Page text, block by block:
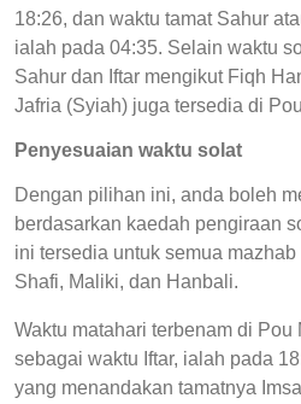
18:26, dan waktu tamat Sahur
ialah pada 04:35. Selain waktu
Sahur dan Iftar mengikut Fiqh
Jafria (Syiah) juga tersedia di
Penyesuaian waktu solat
Dengan pilihan ini, anda boleh
berdasarkan kaedah pengiraan
ini tersedia untuk semua
Shafi, Maliki, dan Hanbali.
Waktu matahari terbenam di Pou
sebagai waktu Iftar, ialah pada
yang menandakan tamatnya